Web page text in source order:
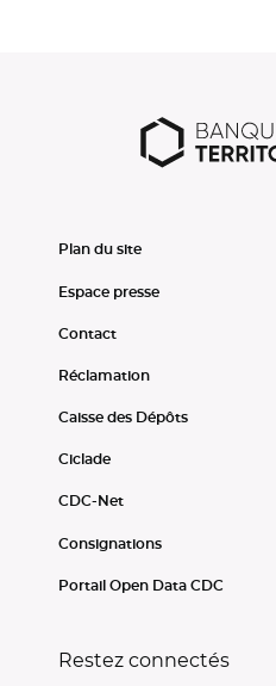
Plan du site
Espace presse
Contact
Réclamation
Caisse des Dépôts
Ciclade
CDC-Net
Consignations
Portail Open Data CDC
Restez connectés